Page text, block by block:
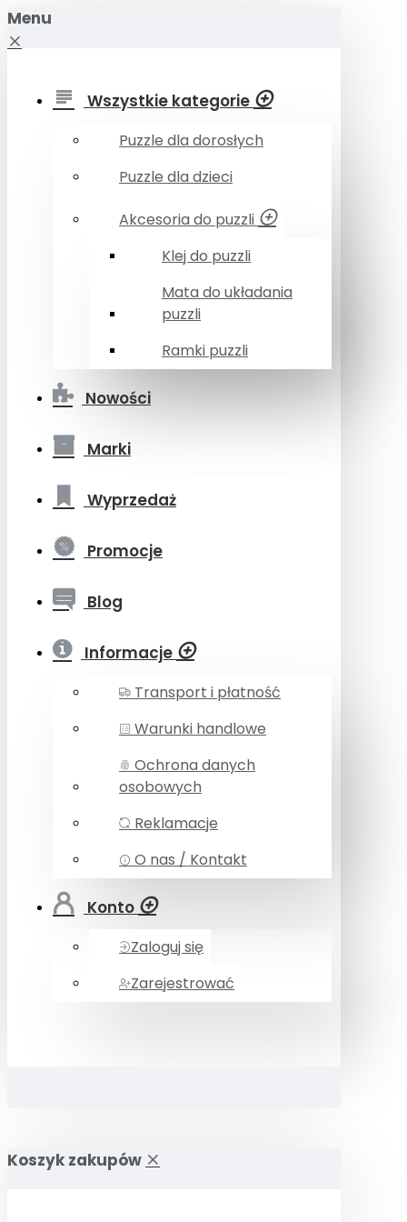
Menu
Wszystkie kategorie
Puzzle dla dorosłych
Puzzle dla dzieci
Akcesoria do puzzli
Klej do puzzli
Mata do układania
puzzli
Ramki puzzli
Nowości
Marki
Wyprzedaż
Promocje
Blog
Informacje
Transport i płatność
Warunki handlowe
Ochrona danych
osobowych
Reklamacje
O nas / Kontakt
Konto
Zaloguj się
Zarejestrować
Koszyk zakupów